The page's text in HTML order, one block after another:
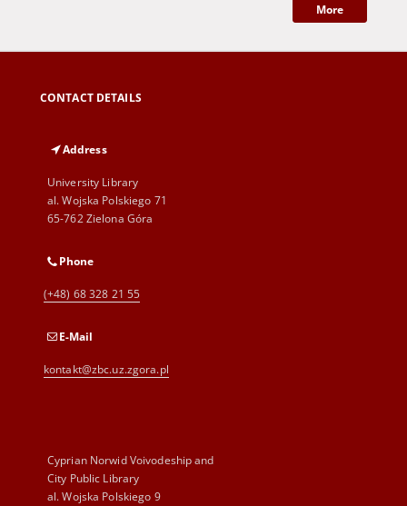
More
CONTACT DETAILS
Address
University Library
al. Wojska Polskiego 71
65-762 Zielona Góra
Phone
(+48) 68 328 21 55
E-Mail
kontakt@zbc.uz.zgora.pl
Cyprian Norwid Voivodeship and
City Public Library
al. Wojska Polskiego 9